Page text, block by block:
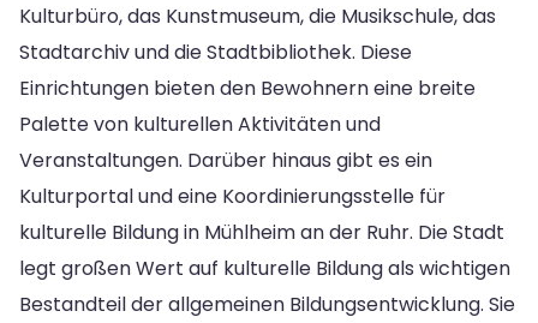
Kulturbüro, das Kunstmuseum, die Musikschule, das
Stadtarchiv und die Stadtbibliothek. Diese
Einrichtungen bieten den Bewohnern eine breite
Palette von kulturellen Aktivitäten und
Veranstaltungen. Darüber hinaus gibt es ein
Kulturportal und eine Koordinierungsstelle für
kulturelle Bildung in Mühlheim an der Ruhr. Die Stadt
legt großen Wert auf kulturelle Bildung als wichtigen
Bestandteil der allgemeinen Bildungsentwicklung. Sie